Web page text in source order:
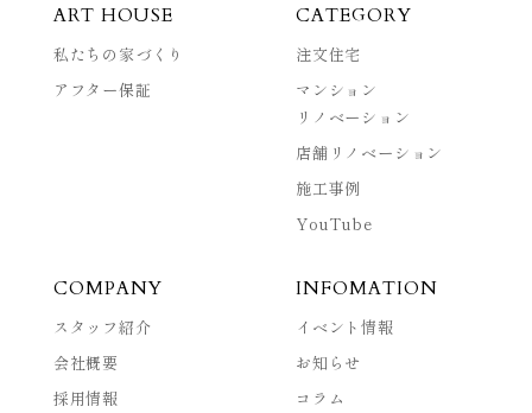
ART HOUSE
私たちの家づくり
アフター保証
CATEGORY
注文住宅
マンション
リノベーション
店舗リノベーション
施工事例
YouTube
COMPANY
スタッフ紹介
会社概要
採用情報
INFOMATION
イベント情報
お知らせ
コラム